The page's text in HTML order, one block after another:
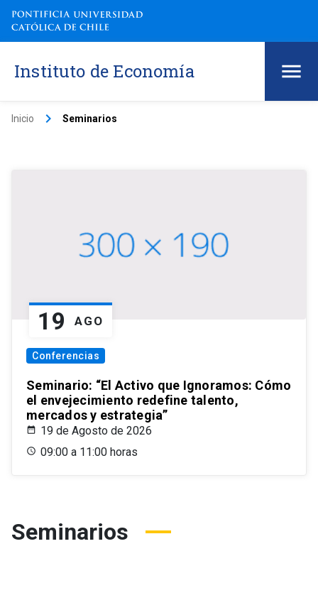
Instituto de Economía
Inicio keyboard_arrow_right Seminarios
19 AGO
Conferencias
Seminario: “El Activo que Ignoramos: Cómo
el envejecimiento redefine talento,
mercados y estrategia”
19 de Agosto de 2026
09:00 a 11:00 horas
Seminarios